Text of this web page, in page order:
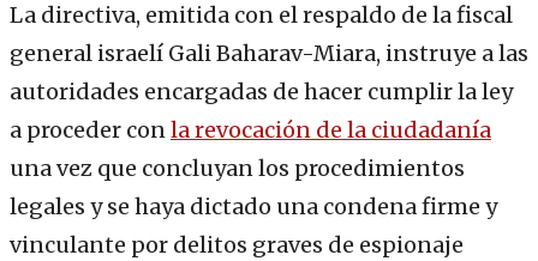
La directiva, emitida con el respaldo de la fiscal
general israelí Gali Baharav-Miara, instruye a las
autoridades encargadas de hacer cumplir la ley
a proceder conla revocación de la ciudadanía
una vez que concluyan los procedimientos
legales y se haya dictado una condena firme y
vinculante por delitos graves de espionaje